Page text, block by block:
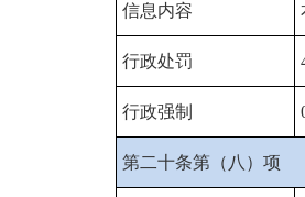
信息内容
行政处罚
行政强制
第二十条第（八）项